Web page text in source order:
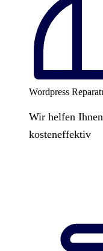
Wordpress
Wir helfen
kosteneffektiv